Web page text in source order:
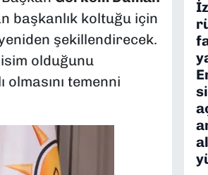
başkanlık koltuğu için
şekillendirecek.
isim olduğunu
olmasını temenni